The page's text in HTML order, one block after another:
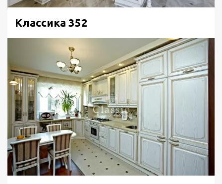
Классика 352